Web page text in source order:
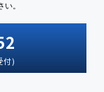
。
付)